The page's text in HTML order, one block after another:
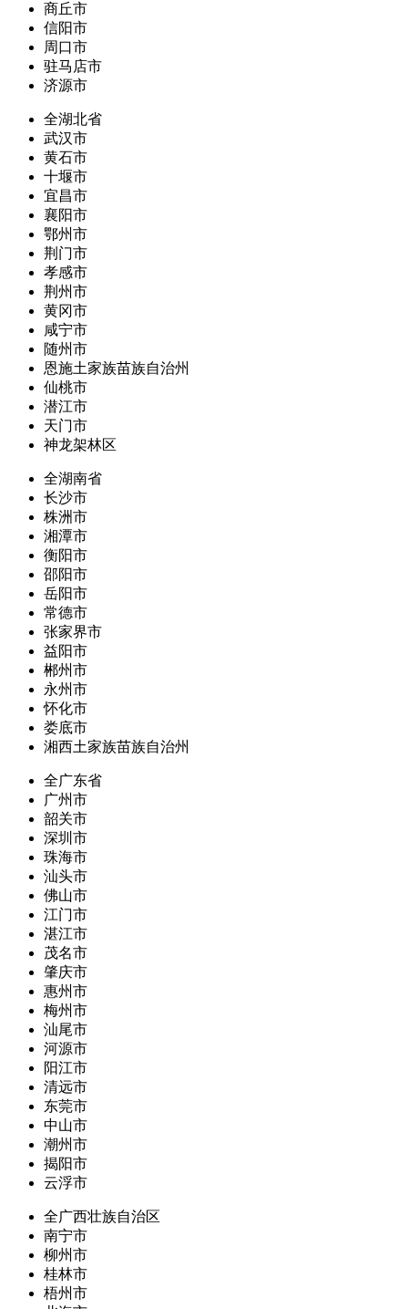
商丘市
信阳市
周口市
驻马店市
济源市
全湖北省
武汉市
黄石市
十堰市
宜昌市
襄阳市
鄂州市
荆门市
孝感市
荆州市
黄冈市
咸宁市
随州市
恩施土家族苗族自治州
仙桃市
潜江市
天门市
神龙架林区
全湖南省
长沙市
株洲市
湘潭市
衡阳市
邵阳市
岳阳市
常德市
张家界市
益阳市
郴州市
永州市
怀化市
娄底市
湘西土家族苗族自治州
全广东省
广州市
韶关市
深圳市
珠海市
汕头市
佛山市
江门市
湛江市
茂名市
肇庆市
惠州市
梅州市
汕尾市
河源市
阳江市
清远市
东莞市
中山市
潮州市
揭阳市
云浮市
全广西壮族自治区
南宁市
柳州市
桂林市
梧州市